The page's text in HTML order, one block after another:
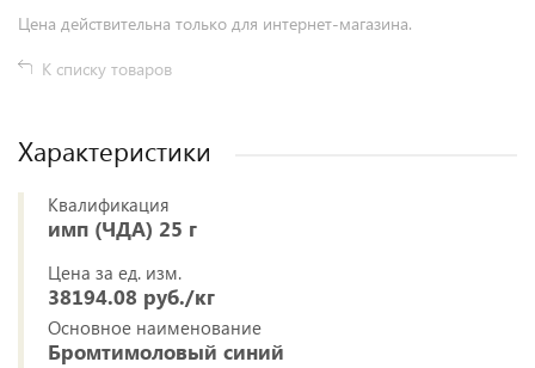
Цена действительна только для интернет-магазина.
К списку товаров
Характеристики
Квалификация
имп (ЧДА) 25 г
Цена за ед. изм.
38194.08 руб./кг
Основное наименование
Бромтимоловый синий